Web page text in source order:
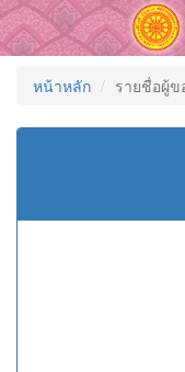
หน้าหลัก รายชื่อผู้